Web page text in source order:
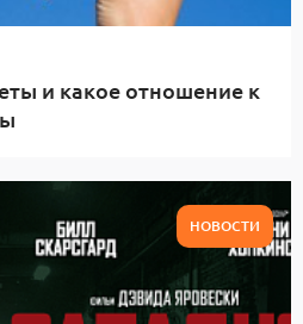
и какое отношение к
НОВОСТИ